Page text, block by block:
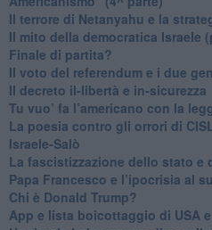
​Il terrore di Netanyahu e la
Il mito della democratica Israele
​Finale di partita?
​Il voto del referendum e i due
Il decreto il-libertà e in-sicurezza
Tu vuo’ fa l’americano con la
La poesia contro gli orrori di
Israele-Salò
​La fascistizzazione dello stato e
Papa Francesco e l’ipocrisia al
​Chi è Donald Trump?
App e lista boicottaggio di USA